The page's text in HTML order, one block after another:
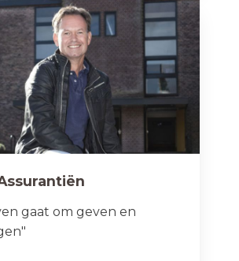
gaat om geven en